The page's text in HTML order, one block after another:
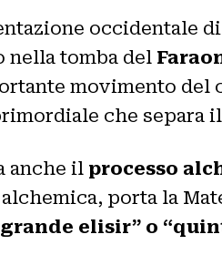
occidentale
nella tomba del
movimento del
che
anche il processo
porta la
elisir” o